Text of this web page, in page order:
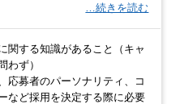
…続きを読む
関する知識があること（キャ
わず）
応募者のパーソナリティ、コ
など採用を決定する際に必要